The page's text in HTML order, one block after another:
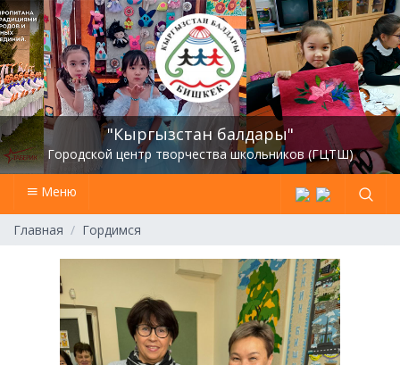
"Кыргызстан балдары"
Городской центр творчества школьников (ГЦТШ)
Меню
Главная Гордимся